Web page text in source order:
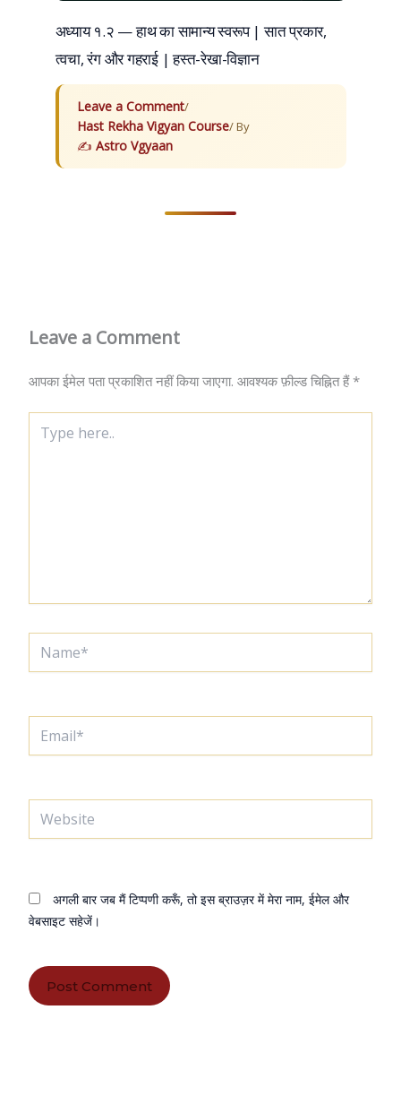
अध्याय १.२ — हाथ का सामान्य स्वरूप | सात प्रकार,
त्वचा, रंग और गहराई | हस्त-रेखा-विज्ञान
Leave a Comment/
Hast Rekha Vigyan Course/ By
Astro Vgyaan
Leave a Comment
आपका ईमेल पता प्रकाशित नहीं किया जाएगा. आवश्यक फ़ील्ड चिह्नित हैं*
here..
अगली बार जब मैं टिप्पणी करूँ, तो इस ब्राउज़र में मेरा नाम, ईमेल और
वेबसाइट सहेजें।